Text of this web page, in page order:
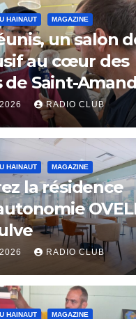
HAINAUT MAGAZINE
un salon
au cœur des
Saint-
RADIO CLUB
HAINAUT MAGAZINE
la résidence
RADIO CLUB
HAINAUT MAGAZINE